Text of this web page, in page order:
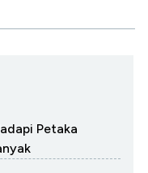
Petaka